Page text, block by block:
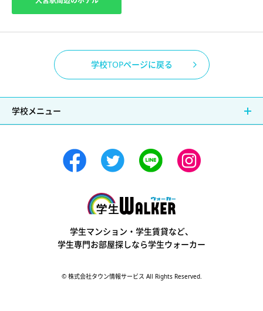
学校TOPページに戻る
学校メニュー
学生マンション・学生賃貸など、
学生専門お部屋探しなら学生ウォーカー
© 株式会社タウン情報サービス All Rights Reserved.